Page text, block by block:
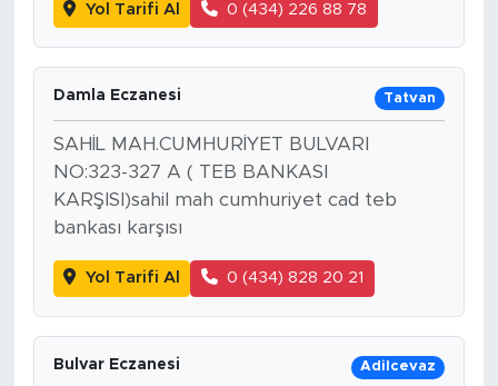
Yol Tarifi Al 0 (434) 226 88 78
Damla Eczanesi Tatvan
SAHİL MAH.CUMHURİYET BULVARI
NO:323-327 A ( TEB BANKASI
KARŞISI)sahil mah cumhuriyet cad teb
bankası karşısı
Yol Tarifi Al 0 (434) 828 20 21
Bulvar Eczanesi Adilcevaz